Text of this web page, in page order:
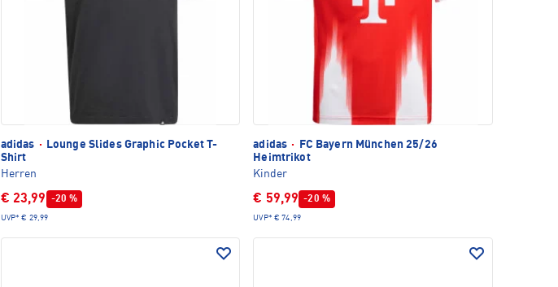
adidas ·
Lounge Slides Graphic Pocket T-
Shirt
Herren
€ 23,99 -20 %
UVP* € 29,99
adidas ·
FC Bayern München 25/26
Heimtrikot
Kinder
€ 59,99 -20 %
UVP* € 74,99